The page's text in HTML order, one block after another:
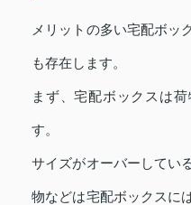
メリットの多い宅配ボッ
も存在します。
まず、宅配ボックスは
す。
サイズがオーバーしてい
物などは宅配ボックスに